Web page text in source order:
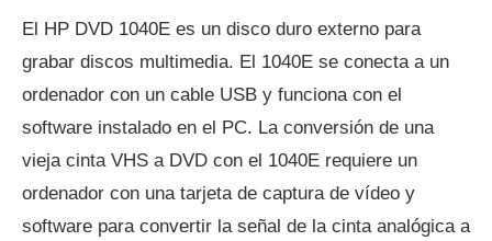
El HP DVD 1040E es un disco duro externo para
grabar discos multimedia. El 1040E se conecta a un
ordenador con un cable USB y funciona con el
software instalado en el PC. La conversión de una
vieja cinta VHS a DVD con el 1040E requiere un
ordenador con una tarjeta de captura de vídeo y
software para convertir la señal de la cinta analógica a